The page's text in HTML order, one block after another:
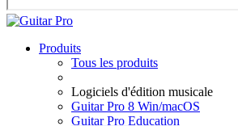
Produits
Tous les produits
Logiciels d'édition musicale
Guitar Pro 8 Win/macOS
Guitar Pro Education